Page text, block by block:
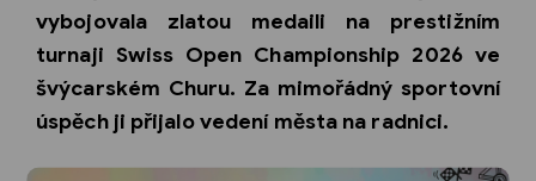
vybojovala zlatou medaili na prestižním
turnaji Swiss Open Championship 2026 ve
švýcarském Churu. Za mimořádný sportovní
úspěch ji přijalo vedení města na radnici.